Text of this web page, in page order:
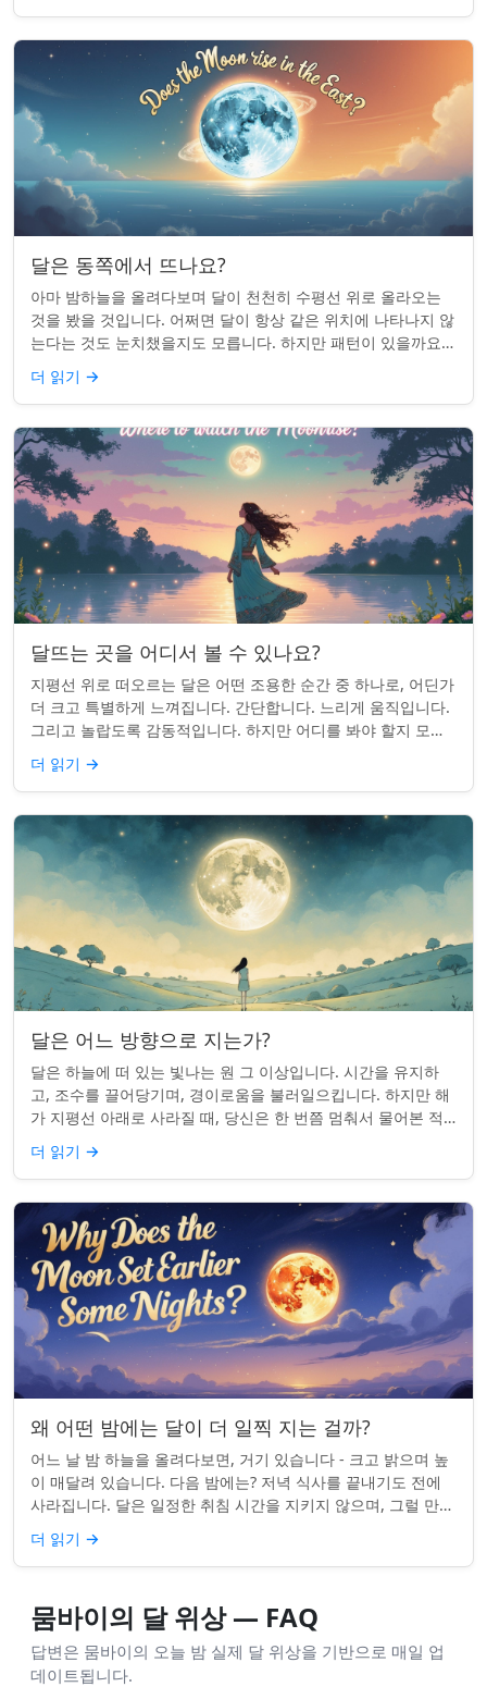
달은 동쪽에서 뜨나요?
아마 밤하늘을 올려다보며 달이 천천히 수평선 위로 올라오는
것을 봤을 것입니다. 어쩌면 달이 항상 같은 위치에 나타나지 않
는다는 것도 눈치챘을지도 모릅니다. 하지만 패턴이 있을까요?
달은 정말 매번 동쪽에서 뜰까요?...
더 읽기 →
달뜨는 곳을 어디서 볼 수 있나요?
지평선 위로 떠오르는 달은 어떤 조용한 순간 중 하나로, 어딘가
더 크고 특별하게 느껴집니다. 간단합니다. 느리게 움직입니다.
그리고 놀랍도록 감동적입니다. 하지만 어디를 봐야 할지 모르
면 잡기 쉽지 않을 수 있습니...
더 읽기 →
달은 어느 방향으로 지는가?
달은 하늘에 떠 있는 빛나는 원 그 이상입니다. 시간을 유지하
고, 조수를 끌어당기며, 경이로움을 불러일으킵니다. 하지만 해
가 지평선 아래로 사라질 때, 당신은 한 번쯤 멈춰서 물어본 적
이 있나요: 그곳은 어디일까? ...
더 읽기 →
왜 어떤 밤에는 달이 더 일찍 지는 걸까?
어느 날 밤 하늘을 올려다보면, 거기 있습니다 - 크고 밝으며 높
이 매달려 있습니다. 다음 밤에는? 저녁 식사를 끝내기도 전에
사라집니다. 달은 일정한 취침 시간을 지키지 않으며, 그럴 만한
좋은 이유가 있습니다. ...
더 읽기 →
뭄바이의 달 위상 — FAQ
답변은 뭄바이의 오늘 밤 실제 달 위상을 기반으로 매일 업
데이트됩니다.